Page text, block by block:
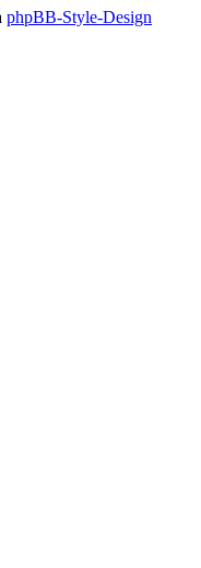
phpBB-Style-Design